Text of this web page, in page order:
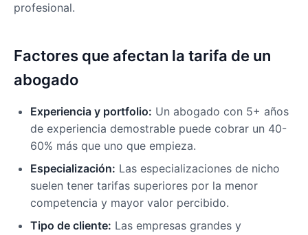
profesional.
Factores que afectan la tarifa de un
abogado
Experiencia y portfolio: Un abogado con 5+ años
de experiencia demostrable puede cobrar un 40-
60% más que uno que empieza.
Especialización: Las especializaciones de nicho
suelen tener tarifas superiores por la menor
competencia y mayor valor percibido.
Tipo de cliente: Las empresas grandes y